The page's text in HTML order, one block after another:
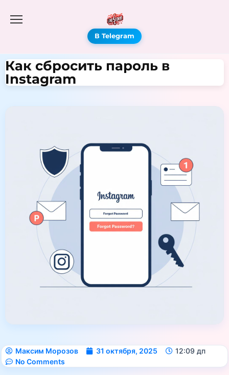
В Telegram
Как сбросить пароль в
Instagram
Максим Морозов 31 октября, 2025
12:09 дп
No Comments